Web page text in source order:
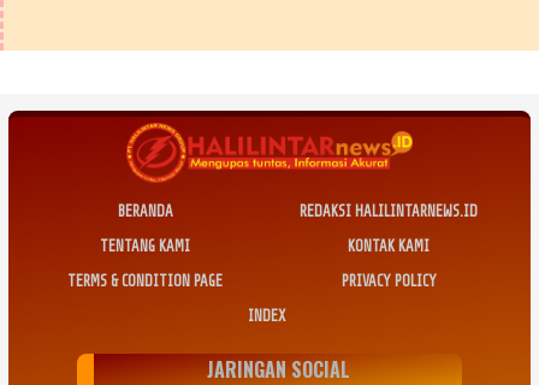
BERANDA
REDAKSI HALILINTARNEWS.ID
TENTANG KAMI
KONTAK KAMI
TERMS & CONDITION PAGE
PRIVACY POLICY
INDEX
JARINGAN SOCIAL